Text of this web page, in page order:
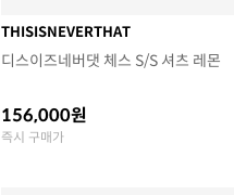
THISISNEVERTHAT
디스이즈네버댓 체스 S/S 셔츠 레몬
156,000원
즉시 구매가